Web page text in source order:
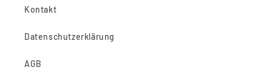
Kontakt
Datenschutzerklärung
AGB